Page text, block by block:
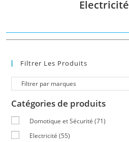
Étiquettes produit
Electricité
Filtrer Les Produits
Catégories de produits
Domotique et Sécurité (71)
Electricité (55)